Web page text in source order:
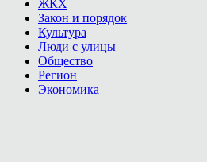
ЖКХ
Закон и порядок
Культура
Люди с улицы
Общество
Регион
Экономика